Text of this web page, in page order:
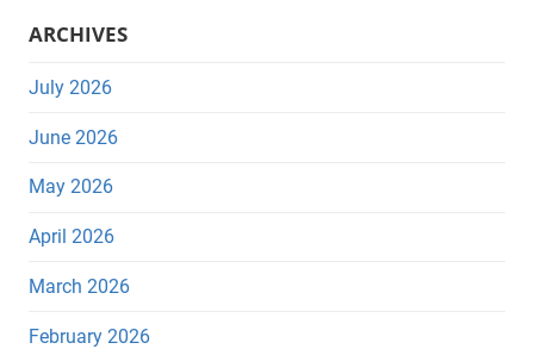
ARCHIVES
July 2026
June 2026
May 2026
April 2026
March 2026
February 2026